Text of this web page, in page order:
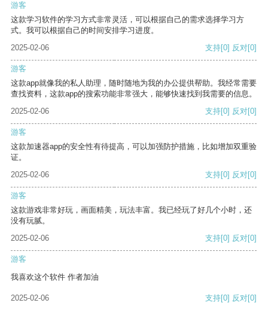
游客
这款学习软件的学习方式非常灵活，可以根据自己的需求选择学习方
式。我可以根据自己的时间安排学习进度。
2025-02-06
支持[0] 反对[0]
游客
这款app就像我的私人助理，随时随地为我的办公提供帮助。我经常需要
查找资料，这款app的搜索功能非常强大，能够快速找到我需要的信息。
2025-02-06
支持[0] 反对[0]
游客
这款加速器app的安全性有待提高，可以加强防护措施，比如增加双重验
证。
2025-02-06
支持[0] 反对[0]
游客
这款游戏非常好玩，画面精美，玩法丰富。我已经玩了好几个小时，还
没有玩腻。
2025-02-06
支持[0] 反对[0]
游客
我喜欢这个软件 作者加油
2025-02-06 支持[0] 反对[0]